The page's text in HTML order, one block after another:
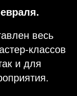
весь
классов
и для